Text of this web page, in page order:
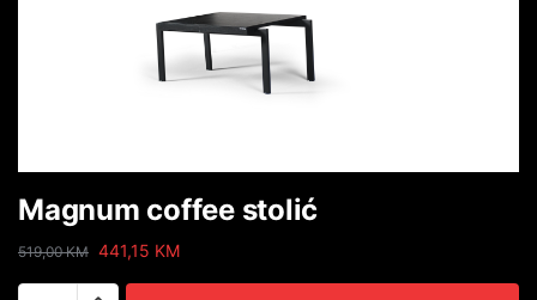
Magnum coffee stolić
519,00KM 441,15 KM